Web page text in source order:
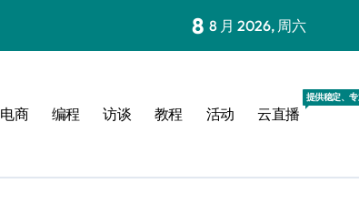
8 8 月 2026, 周六
电商 编程 访谈 教程 活动 云直播
提供稳定、